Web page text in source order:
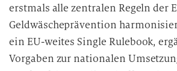
erstmals alle zentralen Regeln der
Geldwäscheprävention
ein EU-weites Single Rulebook,
Vorgaben zur nationalen